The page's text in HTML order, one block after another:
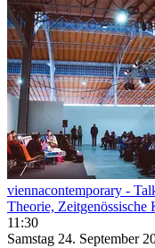
viennacontemporary -
Theorie, Zeitgenössische
11:30
Samstag 24. September